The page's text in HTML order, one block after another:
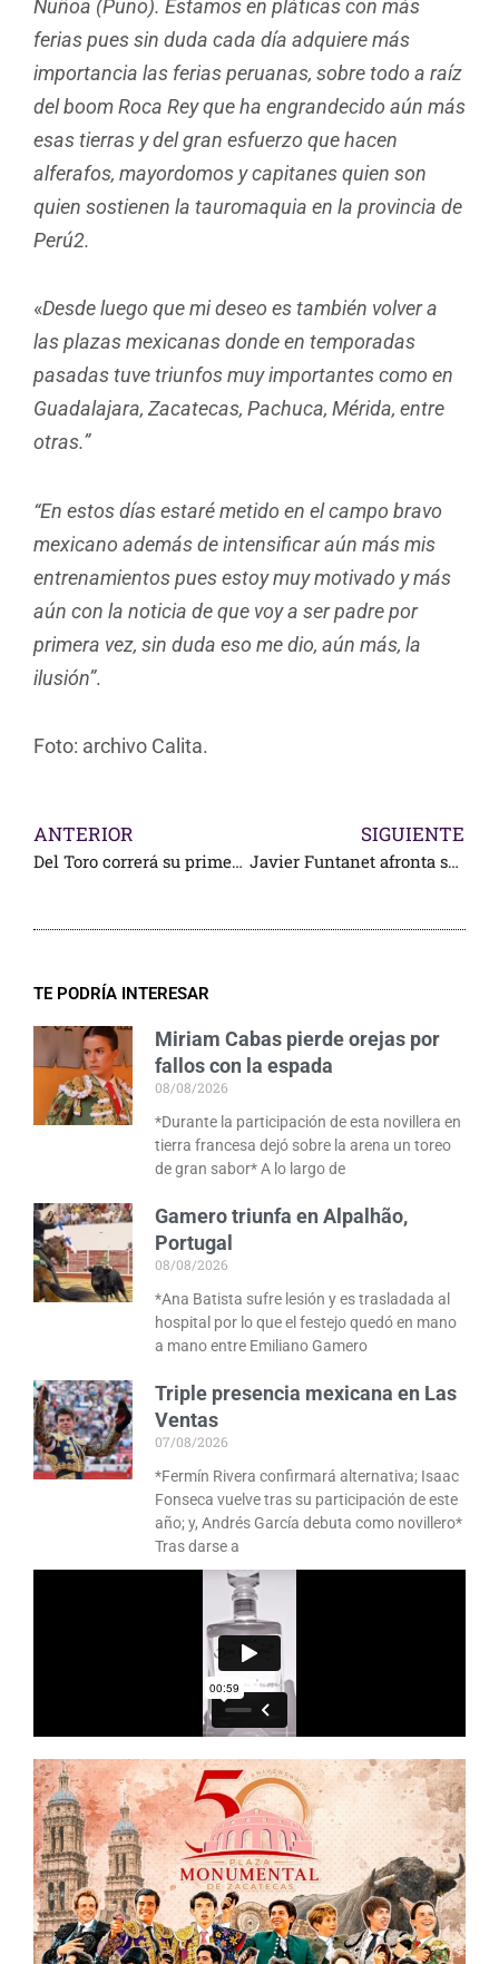
Ñuñoa (Puno). Estamos en pláticas con más
ferias pues sin duda cada día adquiere más
importancia las ferias peruanas, sobre todo a raíz
del boom Roca Rey que ha engrandecido aún más
esas tierras y del gran esfuerzo que hacen
alferafos, mayordomos y capitanes quien son
quien sostienen la tauromaquia en la provincia de
Perú2.
«Desde luego que mi deseo es también volver a
las plazas mexicanas donde en temporadas
pasadas tuve triunfos muy importantes como en
Guadalajara, Zacatecas, Pachuca, Mérida, entre
otras.”
“En estos días estaré metido en el campo bravo
mexicano además de intensificar aún más mis
entrenamientos pues estoy muy motivado y más
aún con la noticia de que voy a ser padre por
primera vez, sin duda eso me dio, aún más, la
ilusión”.
Foto: archivo Calita.
ANTERIOR
Del Toro correrá su primer Tour de France profesional, con el UAE Team
SIGUIENTE
Javier Funtanet afronta su tercera fecha en Europa
TE PODRÍA INTERESAR
Miriam Cabas pierde orejas por
fallos con la espada
08/08/2026
*Durante la participación de esta novillera en
tierra francesa dejó sobre la arena un toreo
de gran sabor* A lo largo de
Gamero triunfa en Alpalhão,
Portugal
08/08/2026
*Ana Batista sufre lesión y es trasladada al
hospital por lo que el festejo quedó en mano
a mano entre Emiliano Gamero
Triple presencia mexicana en Las
Ventas
07/08/2026
*Fermín Rivera confirmará alternativa; Isaac
Fonseca vuelve tras su participación de este
año; y, Andrés García debuta como novillero*
Tras darse a